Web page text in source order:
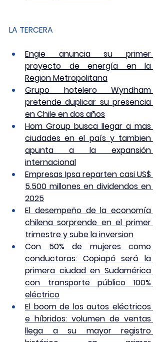
LA TERCERA
Engie anuncia su primer
proyecto de energía en la
Region Metropolitana
Grupo hotelero Wyndham
pretende duplicar su presencia
en Chile en dos años
Hom Group busca llegar a mas
ciudades en el país y tambien
apunta a la expansión
internacional
Empresas Ipsa reparten casi US$
5.500 millones en dividendos en
2025
El desempeño de la economía
chilena sorprende en el primer
trimestre y sube la inversion
Con 50% de mujeres como
conductoras: Copiapó será la
primera ciudad en Sudamérica
con transporte público 100%
eléctrico
El boom de los autos eléctricos
e híbridos: volumen de ventas
llega a su mayor registro